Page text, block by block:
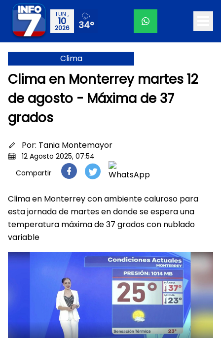
LUN.,
10
2026 34°
Clima
Clima en Monterrey martes 12
de agosto - Máxima de 37
grados
Por: Tania Montemayor
12 Agosto 2025, 07:54
Compartir
Clima en Monterrey con ambiente caluroso para
esta jornada de martes en donde se espera una
temperatura máxima de 37 grados con nublado
variable